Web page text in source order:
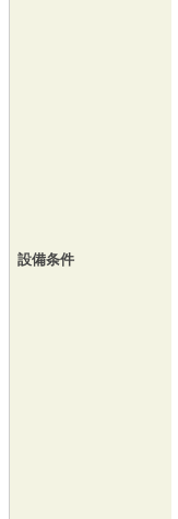
設備条件